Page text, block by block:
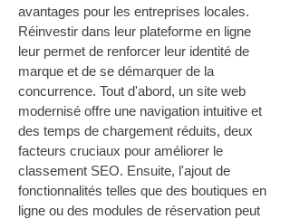
avantages pour les entreprises locales.
Réinvestir dans leur plateforme en ligne
leur permet de renforcer leur identité de
marque et de se démarquer de la
concurrence. Tout d'abord, un site web
modernisé offre une navigation intuitive et
des temps de chargement réduits, deux
facteurs cruciaux pour améliorer le
classement SEO. Ensuite, l'ajout de
fonctionnalités telles que des boutiques en
ligne ou des modules de réservation peut